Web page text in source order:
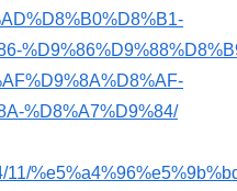
%D8%A7%D9%84/
11/